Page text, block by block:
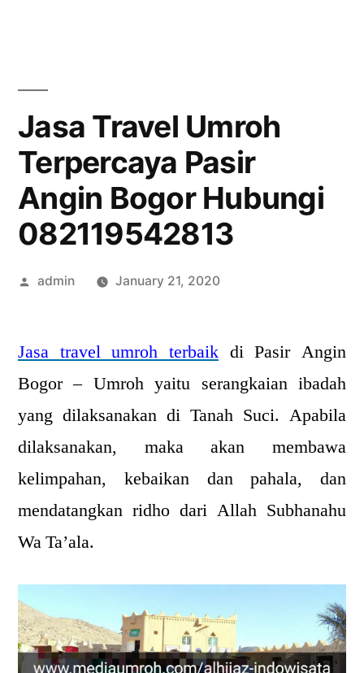
Jasa Travel Umroh
Terpercaya Pasir
Angin Bogor Hubungi
082119542813
Posted
admin January 21, 2020
Jasa travel umroh terbaik di Pasir Angin
Bogor – Umroh yaitu serangkaian ibadah
yang dilaksanakan di Tanah Suci. Apabila
dilaksanakan, maka akan membawa
kelimpahan, kebaikan dan pahala, dan
mendatangkan ridho dari Allah Subhanahu
Wa Ta’ala.